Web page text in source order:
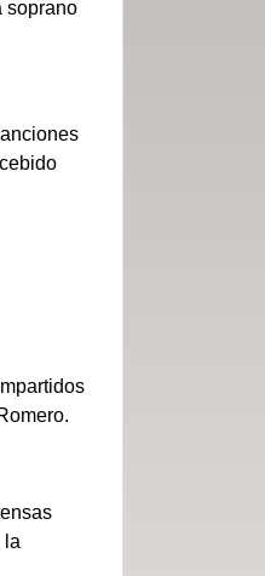
soprano
la